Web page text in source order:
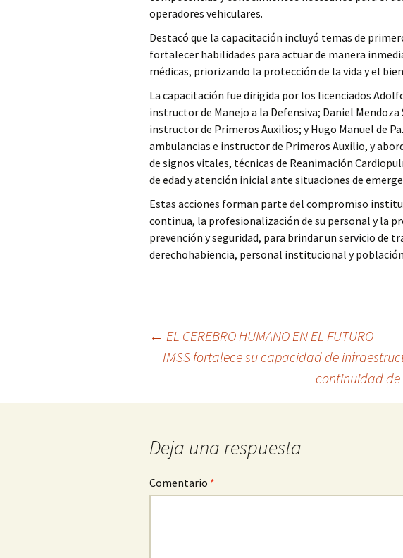
operadores vehiculares.
Destacó que la capacitación incluyó temas de
fortalecer habilidades para actuar de manera
médicas, priorizando la protección de la vida y el
La capacitación fue dirigida por los licenciados
instructor de Manejo a la Defensiva; Daniel
instructor de Primeros Auxilios; y Hugo Manuel de
ambulancias e instructor de Primeros Auxilio, y
de signos vitales, técnicas de Reanimación
de edad y atención inicial ante situaciones de
Estas acciones forman parte del compromiso
continua, la profesionalización de su personal y la
prevención y seguridad, para brindar un servicio de
derechohabiencia, personal institucional y
← EL CEREBRO HUMANO EN EL FUTURO
IMSS fortalece su capacidad de
continuidad de
Deja una respuesta
Comentario *